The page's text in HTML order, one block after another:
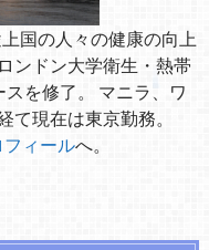
国の人々の健康の向上
ンドン大学衛生・熱帯
を修了。 マニラ、ワ
て現在は東京勤務。
フィールへ。